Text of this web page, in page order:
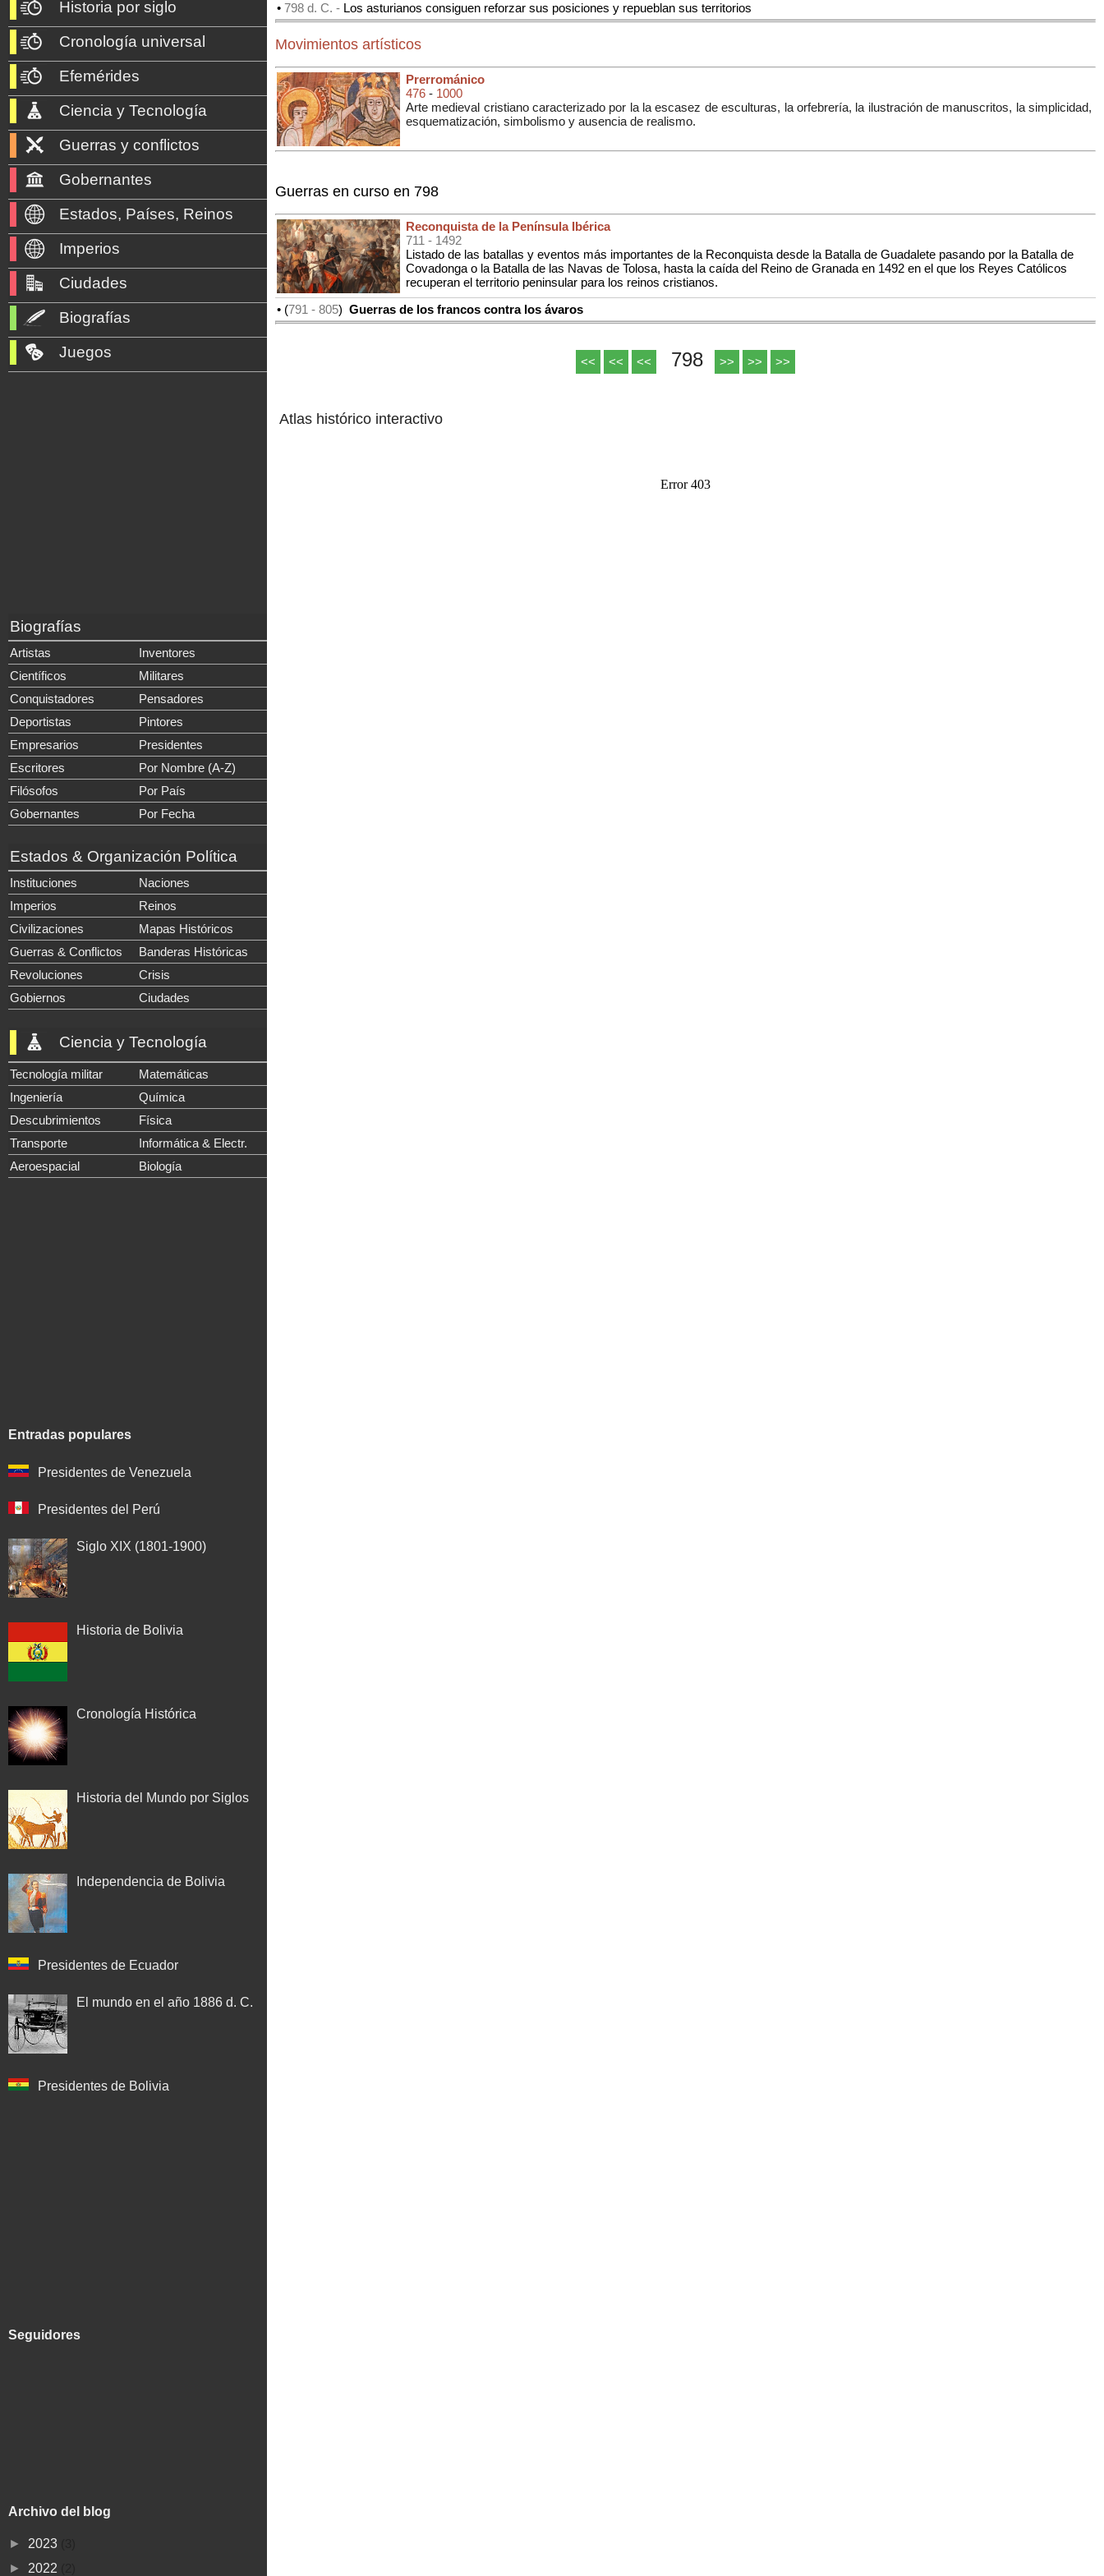
• 798 d. C. - Los asturianos consiguen reforzar sus posiciones y repueblan sus territorios
Movimientos artísticos
Prerrománico
476 - 1000
Arte medieval cristiano caracterizado por la la escasez de esculturas, la orfebrería, la ilustración de manuscritos, la simplicidad,
esquematización, simbolismo y ausencia de realismo.
Guerras en curso en 798
Reconquista de la Península Ibérica
711 - 1492
Listado de las batallas y eventos más importantes de la Reconquista desde la Batalla de Guadalete pasando por la Batalla de
Covadonga o la Batalla de las Navas de Tolosa, hasta la caída del Reino de Granada en 1492 en el que los Reyes Católicos
recuperan el territorio peninsular para los reinos cristianos.
• (791 - 805) Guerras de los francos contra los ávaros
<< << << 798 >> >> >>
Atlas histórico interactivo
Historia por siglo
Cronología universal
Efemérides
Ciencia y Tecnología
Guerras y conflictos
Gobernantes
Estados, Países, Reinos
Imperios
Ciudades
Biografías
Juegos
Biografías
Artistas
Inventores
Científicos
Militares
Conquistadores
Pensadores
Deportistas
Pintores
Empresarios
Presidentes
Escritores
Por Nombre (A-Z)
Filósofos
Por País
Gobernantes
Por Fecha
Estados & Organización Política
Instituciones
Naciones
Imperios
Reinos
Civilizaciones
Mapas Históricos
Guerras & Conflictos
Banderas Históricas
Revoluciones
Crisis
Gobiernos
Ciudades
Ciencia y Tecnología
Tecnología militar
Matemáticas
Ingeniería
Química
Descubrimientos
Física
Transporte
Informática & Electr.
Aeroespacial
Biología
Entradas populares
Presidentes de Venezuela
Presidentes del Perú
Siglo XIX (1801-1900)
Historia de Bolivia
Cronología Histórica
Historia del Mundo por Siglos
Independencia de Bolivia
Presidentes de Ecuador
El mundo en el año 1886 d. C.
Presidentes de Bolivia
Seguidores
Archivo del blog
► 2023
► 2022